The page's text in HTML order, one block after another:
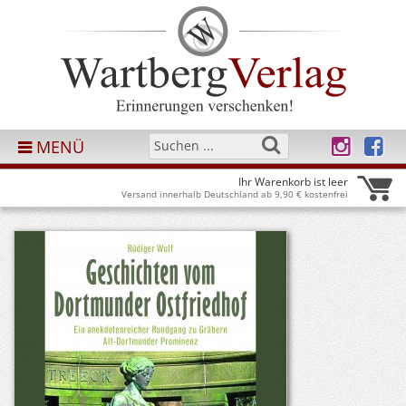
MENÜ
Ihr Warenkorb ist leer
Versand innerhalb Deutschland ab 9,90 € kostenfrei